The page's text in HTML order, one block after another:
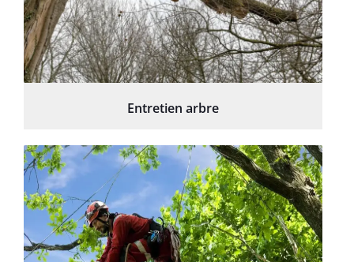
Entretien arbre